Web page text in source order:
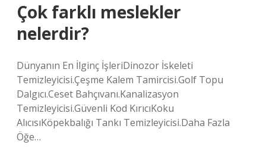
Çok farklı meslekler
nelerdir?
Dünyanın En İlginç İşleriDinozor İskeleti
Temizleyicisi.Çeşme Kalem Tamircisi.Golf Topu
Dalgıcı.Ceset Bahçıvanı.Kanalizasyon
Temizleyicisi.Güvenli Kod KırıcıKoku
AlıcısıKöpekbalığı Tankı Temizleyicisi.Daha Fazla
Öğe…